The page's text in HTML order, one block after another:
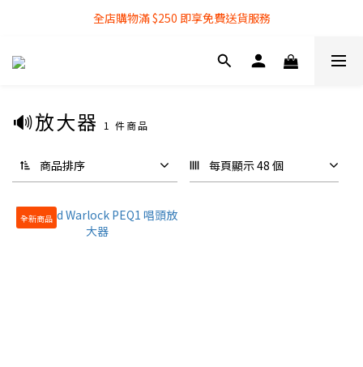
全店購物滿 $250 即享免費送貨服務
全店購物滿 $250 即享免費送貨服務
『銀行轉帳』付款方式 可享額外 3% 折扣回贈
🔊放大器 1 件商品
商品排序 每頁顯示 48 個
全新商品